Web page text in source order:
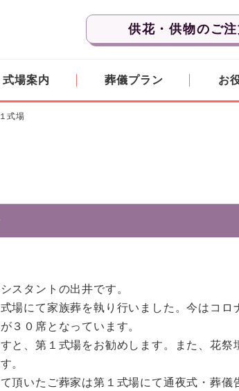
供花・供物のご注
式場案内 葬儀プラン お
式場
スタントの出井です。
場にて家族葬を執り行いました。今はコ
３０席となっています。
と、第１式場をお勧めします。また、花
。
頂いたご葬家は第１式場にて通夜式・葬